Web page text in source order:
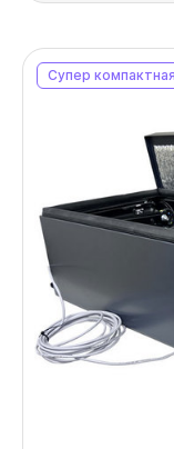
Супер компактная